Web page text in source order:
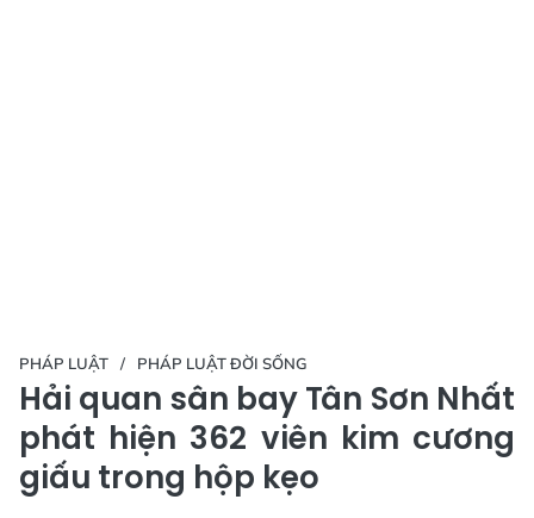
PHÁP LUẬT PHÁP LUẬT ĐỜI SỐNG
Hải quan sân bay Tân Sơn Nhất
phát hiện 362 viên kim cương
giấu trong hộp kẹo